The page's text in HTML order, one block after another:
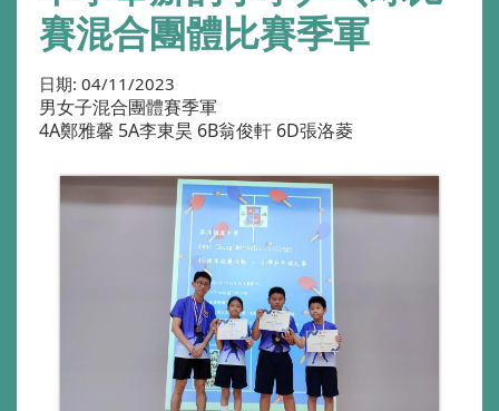
賽混合團體比賽季軍
日期: 04/11/2023
男女子混合團體賽季軍
4A鄭雅馨 5A李東昊 6B翁俊軒 6D張洛菱